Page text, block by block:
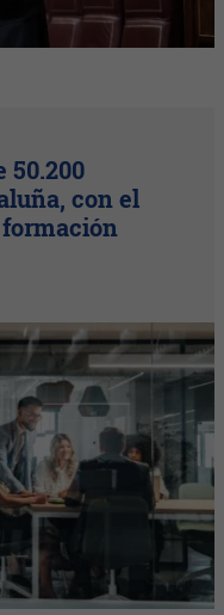
50.200
con el